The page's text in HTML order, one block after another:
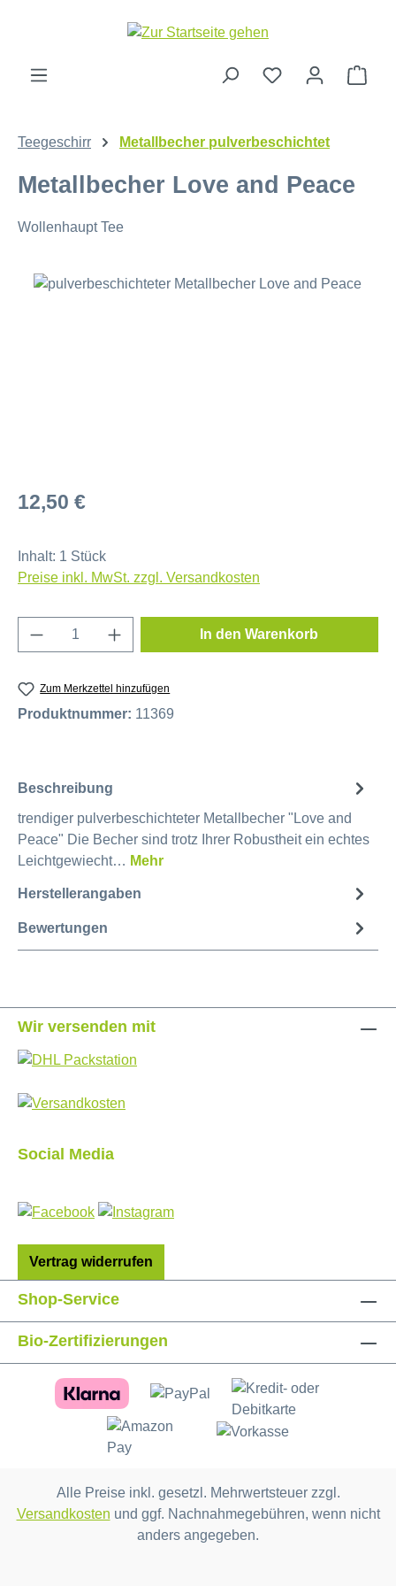
Zum Hauptinhalt springen
Teegeschirr Metallbecher pulverbeschichtet
Metallbecher Love and Peace
Wollenhaupt Tee
Bildergalerie überspringen
Regulärer Preis:
12,50 €
Inhalt: 1 Stück
Preise inkl. MwSt. zzgl. Versandkosten
Produkt Anzahl: Gib den gewünschten
In den Warenkorb
Zum Merkzettel hinzufügen
Produktnummer: 11369
Beschreibung
trendiger pulverbeschichteter Metallbecher "Love and
Peace" Die Becher sind trotz Ihrer Robustheit ein echtes
Leichtgewiecht… Mehr
Herstellerangaben
Bewertungen
Wir versenden mit
Social Media
Vertrag widerrufen
Shop-Service
Bio-Zertifizierungen
Alle Preise inkl. gesetzl. Mehrwertsteuer zzgl.
Versandkosten und ggf. Nachnahmegebühren, wenn nicht
anders angegeben.